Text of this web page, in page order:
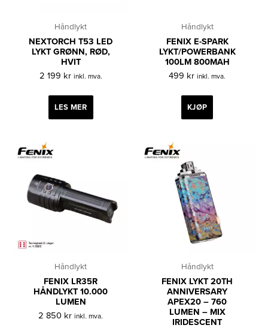
Håndlykt
NEXTORCH T53 LED
LYKT GRØNN, RØD,
HVIT
2 199 kr inkl. mva.
LES MER
Håndlykt
FENIX E-SPARK
LYKT/POWERBANK
100LM 800MAH
499 kr inkl. mva.
KJØP
Håndlykt
FENIX LR35R
HÅNDLYKT 10.000
LUMEN
2 850 kr inkl. mva.
Håndlykt
FENIX LYKT 20TH
ANNIVERSARY
APEX20 – 760
LUMEN – MIX
IRIDESCENT